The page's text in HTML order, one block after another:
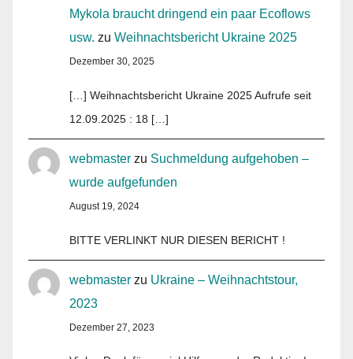
Mykola braucht dringend ein paar Ecoflows
usw. zu Weihnachtsbericht Ukraine 2025
Dezember 30, 2025
[…] Weihnachtsbericht Ukraine 2025 Aufrufe seit
12.09.2025 : 18 […]
webmaster zu Suchmeldung aufgehoben –
wurde aufgefunden
August 19, 2024
BITTE VERLINKT NUR DIESEN BERICHT !
webmaster zu Ukraine – Weihnachtstour,
2023
Dezember 27, 2023